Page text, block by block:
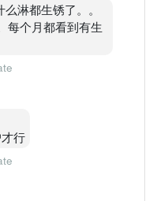
淋都生锈了。。
每个月都看到有生
行